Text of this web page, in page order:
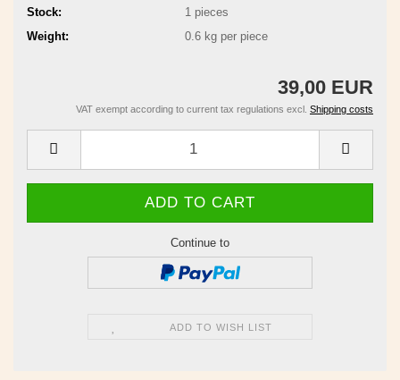
Stock: 1 pieces
Weight:
0.6kg per piece
39,00 EUR
VAT exempt according to current tax regulations excl. Shipping costs
Continue to
ADD TO WISH LIST